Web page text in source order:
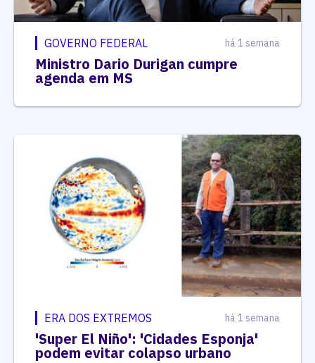
GOVERNO FEDERAL há 1 semana
Ministro Dario Durigan cumpre
agenda em MS
ERA DOS EXTREMOS há 1 semana
'Super El Niño': 'Cidades Esponja'
podem evitar colapso urbano